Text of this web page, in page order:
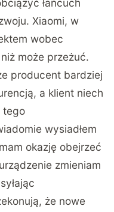
łańcuch
Xiaomi, w
wobec
może przeżuć.
producent bardziej
a klient niech
tego
wysiadłem
okazję obejrzeć
zmieniam
że nowe